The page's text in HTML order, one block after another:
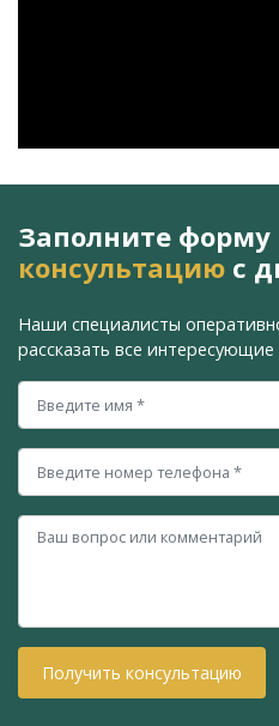
Заполните форму
консультацию с
Наши специалисты
рассказать все
Получить консультацию